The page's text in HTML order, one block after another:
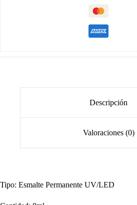
Descripción
Valoraciones (0)
Tipo: Esmalte Permanente UV/LED